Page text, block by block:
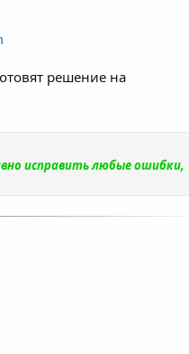
решение на
исправить любые ошибки,